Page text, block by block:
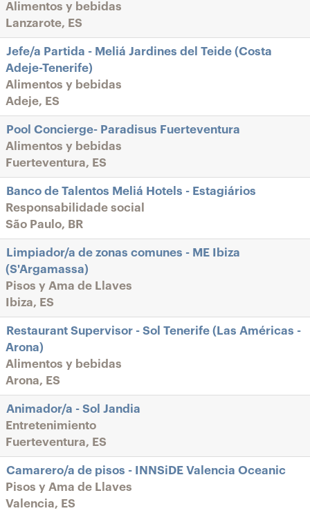
Alimentos y bebidas
Lanzarote, ES
Jefe/a Partida - Meliá Jardines del Teide (Costa
Adeje-Tenerife)
Alimentos y bebidas
Adeje, ES
Pool Concierge- Paradisus Fuerteventura
Alimentos y bebidas
Fuerteventura, ES
Banco de Talentos Meliá Hotels - Estagiários
Responsabilidade social
São Paulo, BR
Limpiador/a de zonas comunes - ME Ibiza
(S'Argamassa)
Pisos y Ama de Llaves
Ibiza, ES
Restaurant Supervisor - Sol Tenerife (Las Américas -
Arona)
Alimentos y bebidas
Arona, ES
Animador/a - Sol Jandia
Entretenimiento
Fuerteventura, ES
Camarero/a de pisos - INNSiDE Valencia Oceanic
Pisos y Ama de Llaves
Valencia, ES